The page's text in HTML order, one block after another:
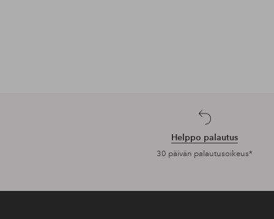
Helppo palautus
30 päivän palautusoikeus*